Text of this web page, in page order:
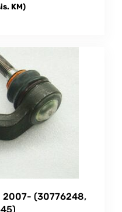
KM)
2007- (30776248,